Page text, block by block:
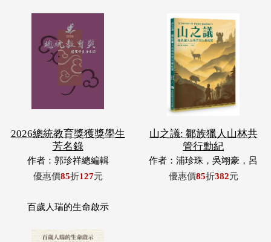
2026總統教育獎獲獎學生
芳名錄
作者：郭珍祥總編輯
優惠價85折127元
山之議: 鄒族獵人山林共
管行動紀
作者：浦珍珠，吳翊豪，呂
翊齊，張惠東，許玉青，王
優惠價85折382元
百歲人瑞的生命啟示